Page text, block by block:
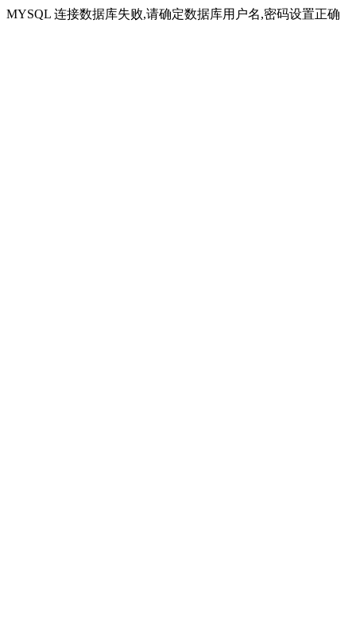
MYSQL 连接数据库失败,请确定数据库用户名,密码设置正确